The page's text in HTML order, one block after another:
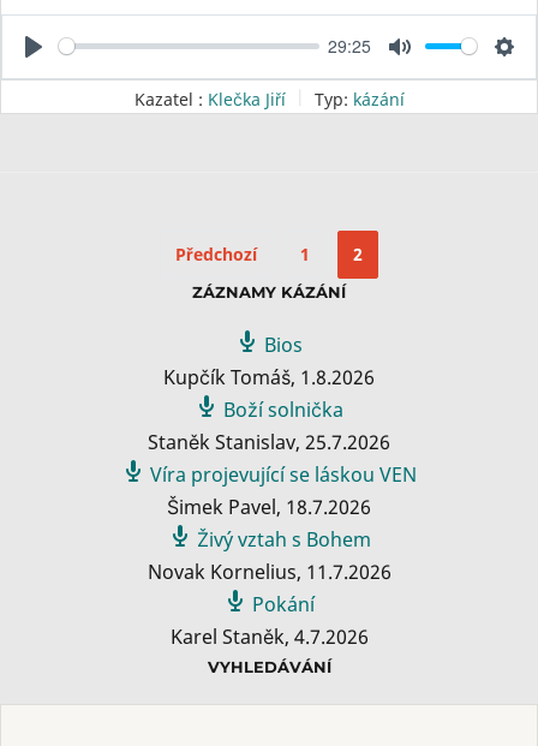
s
P
l
a
29:25
M
u
t
S
e
t
Kazatel : Klečka Jiří Typ: kázání
Předchozí 1 2
ZÁZNAMY KÁZÁNÍ
Bios
Kupčík Tomáš, 1.8.2026
Boží solnička
Staněk Stanislav, 25.7.2026
Víra projevující se láskou VEN
Šimek Pavel, 18.7.2026
Živý vztah s Bohem
Novak Kornelius, 11.7.2026
Pokání
Karel Staněk, 4.7.2026
VYHLEDÁVÁNÍ